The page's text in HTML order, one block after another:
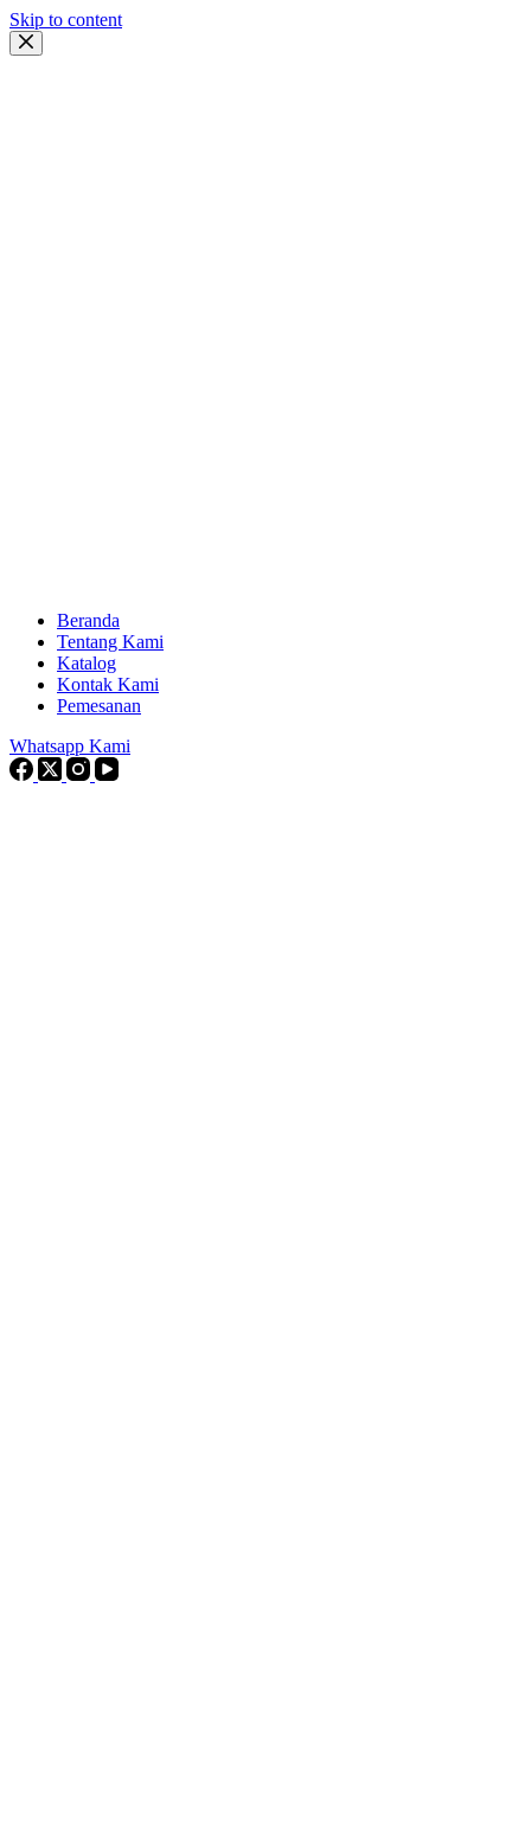
Skip to content
Beranda
Tentang Kami
Katalog
Kontak Kami
Pemesanan
Whatsapp Kami